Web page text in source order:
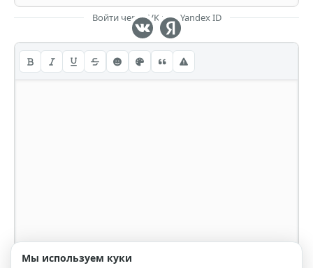
Войти через VK или Yandex ID
Мы используем куки